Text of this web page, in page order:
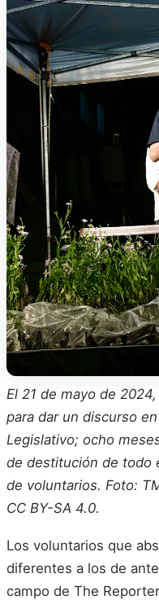
El 21 de mayo de
para dar un discurso
Legislativo; ocho
de destitución de todo
de voluntarios. Foto:
CC BY-SA 4.0.
Los voluntarios que
diferentes a los de
campo de The